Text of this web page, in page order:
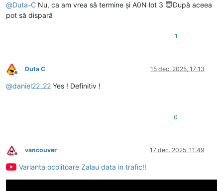
@Duta-C Nu, ca am vrea să termine și A0N lot 3 😇După aceea
pot să dispară
1
Deconectat
Duta C 15 dec. 2025, 17:13
@daniel22_22 Yes ! Definitiv !
0
Deconectat
vancouver 17 dec. 2025, 11:49
Varianta ocolitoare Zalau data in trafic!!